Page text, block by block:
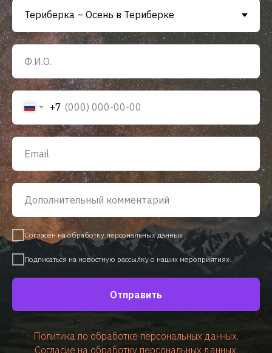
+7
Согласен на обработку персональных данных
Подписаться на новостную рассылку о наших мероприятиях
Отправить
Политика по обработке персональных данных.
Согласие на обработку персональных данных.